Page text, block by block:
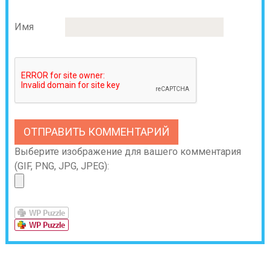
Имя
Выберите изображение для вашего комментария
(GIF, PNG, JPG, JPEG):